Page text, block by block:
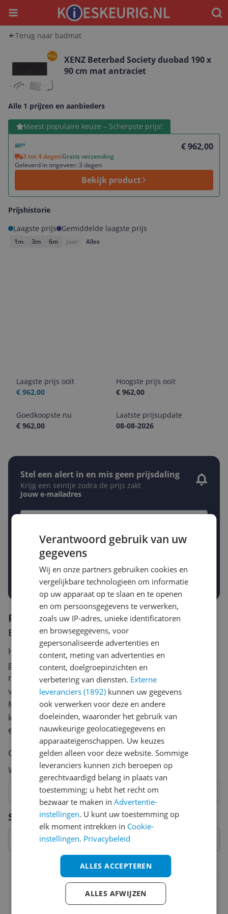
Menu
Terug naar badmat
XENZ Beterbad Society duobad 190 x
90 cm mat antraciet
Alle 1 prijzen en aanbieders
Meest populaire keuze – Scherpste prijs!
€ 962,00
3 tot 4 dagenGratis verzending
Geleverd in ongeveer: 3 dagen
Bekijk product
Bekijk product
Prijshistorie
Laagste prijs
Gemiddelde laagste prijs
1m 3m 6m Jaar Alles
Laagste prijs ooit
€ 962,00
Hoogste prijs ooit
€ 962,00
Goedkoopste nu
€ 962,00
Laatste prijsupdate
08-08-2026
Stel een alert in en mis geen prijsdaling
Krijg een seintje zodra de prijs zakt
Jouw e-mailadres
Gewenste daling of bedrag
-5% -10% -15%
Gewenste prijs
Prijsalert aanzetten
Specificaties
Technisch
Reviews
Er zijn nog geen reviews geschreven
Heb jij dit product in bezit en wil je graag je mening
geven? Start dan hieronder met het schrijven van je
review. Afhankelijk van de details duurt het schrijven
van een review gemiddeld tussen de 3 en 10 minuten.
Met jouw mening help je andere bezoekers een betere
keuze te maken én maak je iedere maand kans op
€250,-!
Klik hier voor de actievoorwaarden.
Cijfer
Welk cijfer geef jij dit product?
7
6
5
4
3
2
Verantwoord gebruik van uw
gegevens
Wij en onze partners gebruiken cookies en
vergelijkbare technologieën om informatie
op uw apparaat op te slaan en te openen
en om persoonsgegevens te verwerken,
zoals uw IP-adres, unieke identificatoren
en browsegegevens, voor
gepersonaliseerde advertenties en
content, meting van advertenties en
content, doelgroepinzichten en
verbetering van diensten. Externe
leveranciers (1892) kunnen uw gegevens
ook verwerken voor deze en andere
doeleinden, waaronder het gebruik van
nauwkeurige geolocatiegegevens en
apparaateigenschappen. Uw keuzes
gelden alleen voor deze website. Sommige
leveranciers kunnen zich beroepen op
gerechtvaardigd belang in plaats van
toestemming; u hebt het recht om
bezwaar te maken inAdvertentie-
instellingen. U kunt uw toestemming op
elk moment intrekken in Cookie-
instellingen. Privacybeleid
ALLES ACCEPTEREN
ALLES AFWIJZEN